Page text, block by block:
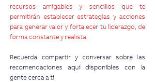
recursos amigables y sencillos que te
permitirán establecer estrategias y acciones
para generar valor y fortalecer tu liderazgo, de
forma constante y realista.
Recuerda compartir y conversar sobre las
recomendaciones aquí disponibles con la
gente cerca a ti.